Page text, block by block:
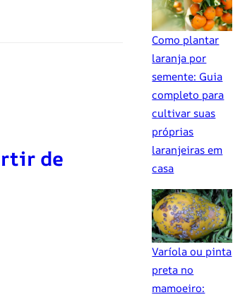
de
Como plantar
laranja por
semente: Guia
completo para
cultivar suas
próprias
laranjeiras em
casa
Varíola ou pinta
preta no
mamoeiro: